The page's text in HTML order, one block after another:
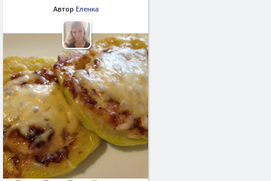
Автор Еленка